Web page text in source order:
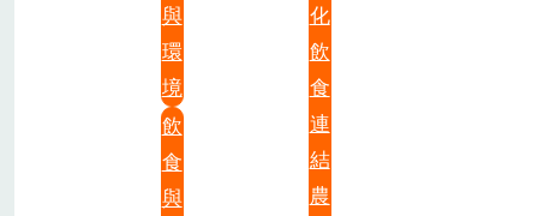
與
環
境
飲
食
與
化
飲
食
連
結
農